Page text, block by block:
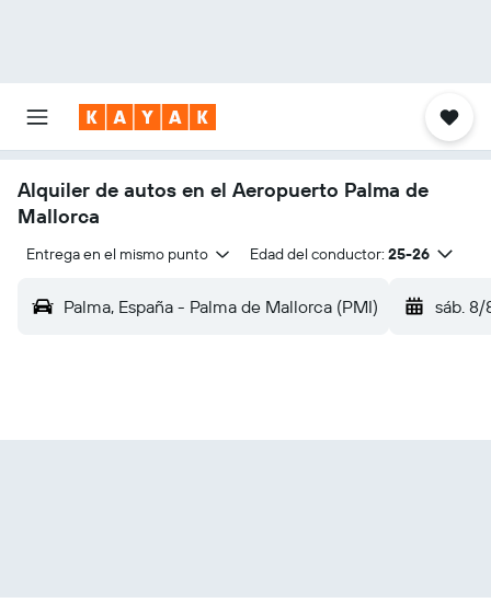
Alquiler de autos en el Aeropuerto Palma de
Mallorca
Entrega en el mismo punto Edad del conductor: 25-26
Palma, España - Palma de Mallorca (PMI) sáb. 8/